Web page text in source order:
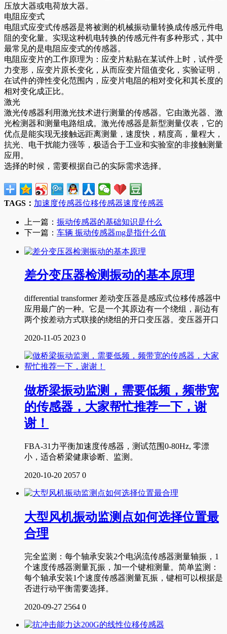
压放大器或电荷放大器。
电阻应变式
电阻式应变式传感器是将被测的机械振动量转换成传感元件电
阻的变化量。实现这种机电转换的传感元件有多种形式，其中
最常见的是电阻应变式的传感器。
电阻应变片的工作原理为：应变片粘贴在某试件上时，试件受
力变形，应变片原长变化，从而应变片阻值变化，实验证明，
在试件的弹性变化范围内，应变片电阻的相对变化和其长度的
相对变化成正比。
激光
激光传感器利用激光技术进行测量的传感器。它由激光器、激
光检测器和测量电路组成。激光传感器是新型测量仪表，它的
优点是能实现无接触远距离测量，速度快，精度高，量程大，
抗光、电干扰能力强等，极适合于工业和实验室的非接触测量
应用。
选择的时候，需要根据自己的实际需求选择。
TAGS： 加速度传感器位移传感器速度传感器
上一篇： 振动传感器的基础知识是什么
下一篇： 车辆 振动传感器mg是指什么值
差分变压器检测振动的基本原理
differential transformer 差动变压器是感应式位移传感器中
应用最广的一种。它是一个其原边有一个绕组，副边有
两个按差动方式联接的绕组的开口变压器。变压器开口
2020-11-05 2023 0
做桥梁振动监测，需要低频，频带宽
的传感器，大家帮忙推荐一下，谢
谢！
FBA-31力平衡加速度传感器，测试范围0-80Hz, 零漂
小，适合桥梁健康诊断、监测。
2020-10-20 2057 0
大型风机振动监测点如何选择位置最
合理
完全监测：每个轴承安装2个电涡流传感器测量轴振，1
个速度传感器测量瓦振，加一个键相测量。简单监测：
每个轴承安装1个速度传感器测量瓦振，键相可以根据是
否进行动平衡需要选择。
2020-09-27 2564 0